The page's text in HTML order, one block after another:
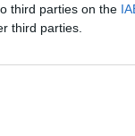
third parties on the
third parties.